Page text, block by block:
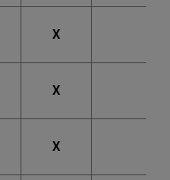
X
X
X